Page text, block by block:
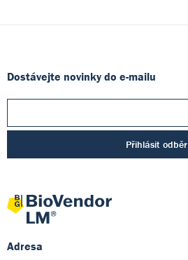
Dostávejte novinky do e-mailu
Přihlásit odběr
Adresa